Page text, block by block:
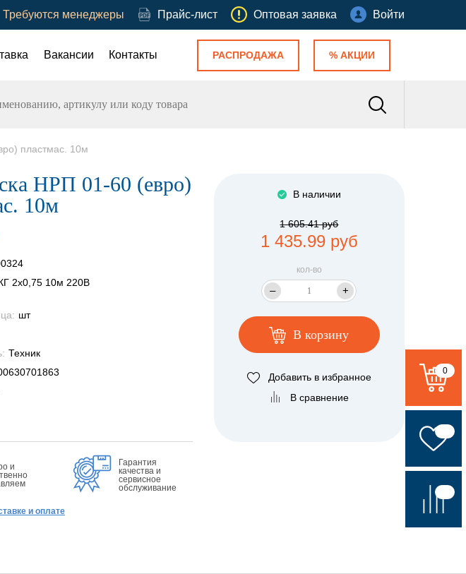
Требуются менеджеры Прайс-лист Оптовая заявка Войти
Вакансии Контакты РАСПРОДАЖА % АКЦИИ
пластмас. 10м
НРП 01-60 (евро)
10м
2х0,75 10м 220В
шт
Техник
и
Гарантия
качества и
сервисное
обслуживание
и оплате
В наличии
1 605.41 руб
1 435.99 руб
кол-во
– +
В корзину
Добавить в избранное
В сравнение
0